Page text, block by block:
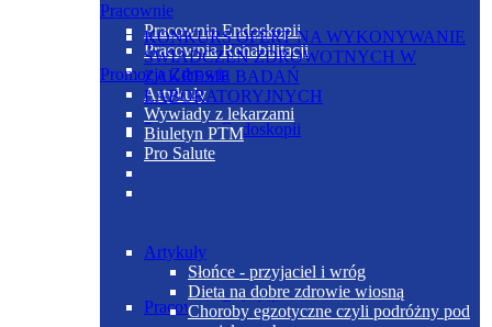
Pracownie
Pracownia Endoskopii
Pracownia Rehabilitacji
Pracownia Endoskopii
Pracownia Rehabilitacji
Promocja Zdrowia
Artykuły
Wywiady z lekarzami
Biuletyn PTM
Pro Salute
Artykuły
Słońce - przyjaciel i wróg
Dieta na dobre zdrowie wiosną
Choroby egzotyczne czyli podróżny pod
KONKURS OFERT NA WYKONYWANIE
ŚWIADCZEŃ ZDROWOTNYCH W
ZAKRESIE BADAŃ
LABORATORYJNYCH